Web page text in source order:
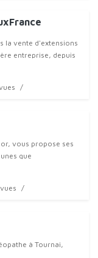
la vente d'extensions
entreprise, depuis
en
vous propose ses
que
à Tournai,